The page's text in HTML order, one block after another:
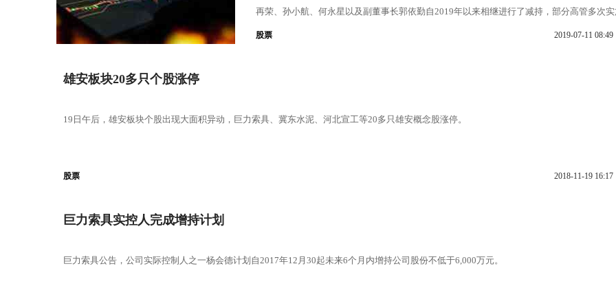
再荣、孙小航、何永星以及副董事长郭依勤自2019年以来相继进行了减持，部分高管多次
股票 2019-07-11 08:49
雄安板块20多只个股涨停
19日午后，雄安板块个股出现大面积异动，巨力索具、冀东水泥、河北宣工等20多只雄安概念股涨停。
股票 2018-11-19 16:17
巨力索具实控人完成增持计划
巨力索具公告，公司实际控制人之一杨会德计划自2017年12月30起未来6个月内增持公司股份不低于6,000万元。